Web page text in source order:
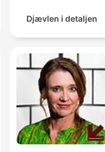
Djævlen i detaljen